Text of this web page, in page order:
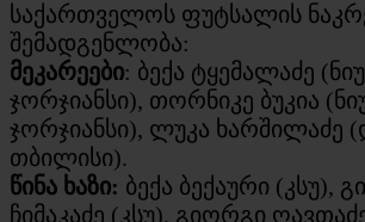
საქართველოს ფუტსალის
შემადგენლობა:
მეკარეები: ბექა ტყემალაძე
ჯორჯიანსი), თორნიკე ბუკია
ჯორჯიანსი), ლუკა ხარშილაძე
თბილისი).
წინა ხაზი: ბექა ბექაური (კსუ),
ჩიმაკაძე (კსუ), გიორგი